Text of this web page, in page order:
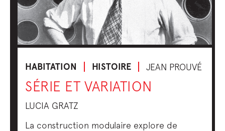
HABITATION HISTOIRE JEAN PROUVÉ
SÉRIE ET VARIATION
LUCIA GRATZ
La construction modulaire explore de